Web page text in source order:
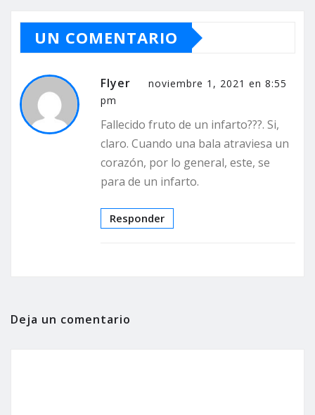
UN COMENTARIO
Flyer
noviembre 1, 2021 en 8:55
pm
Fallecido fruto de un infarto???. Si,
claro. Cuando una bala atraviesa un
corazón, por lo general, este, se
para de un infarto.
Responder
Deja un comentario